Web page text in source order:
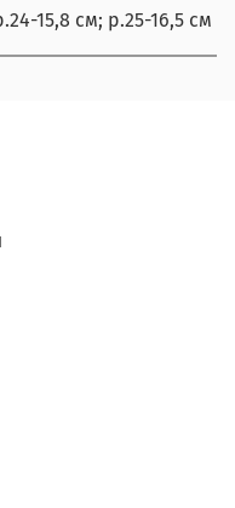
15,8 см; р.25-16,5 см